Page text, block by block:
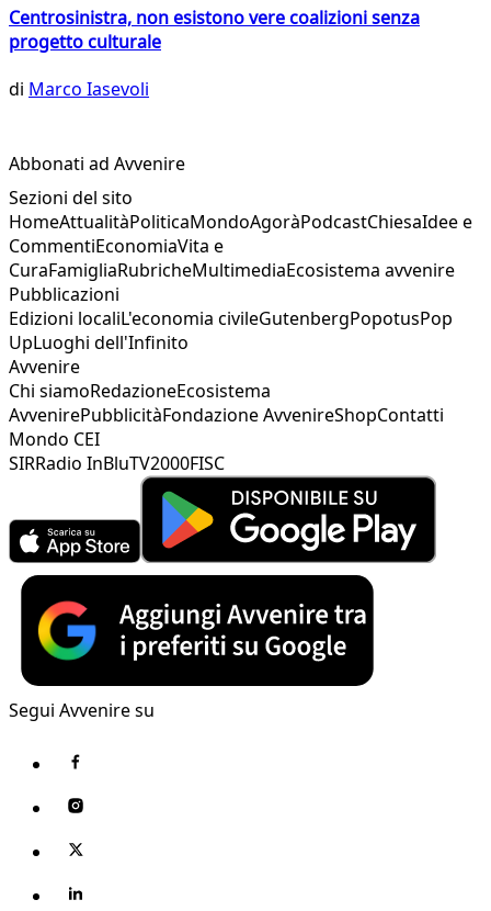
Centrosinistra, non esistono vere coalizioni senza
progetto culturale
di Marco Iasevoli
Abbonati ad Avvenire
Sezioni del sito
HomeAttualitàPoliticaMondoAgoràPodcastChiesaIdee e
CommentiEconomiaVita e
CuraFamigliaRubricheMultimediaEcosistema avvenire
Pubblicazioni
Edizioni localiL'economia civileGutenbergPopotusPop
UpLuoghi dell'Infinito
Avvenire
Chi siamoRedazioneEcosistema
AvvenirePubblicitàFondazione AvvenireShopContatti
Mondo CEI
SIRRadio InBluTV2000FISC
Segui Avvenire su